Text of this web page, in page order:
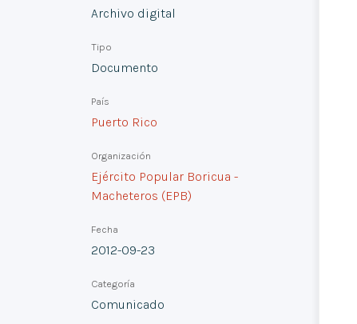
Archivo digital
Tipo
Documento
País
Puerto Rico
Organización
Ejército Popular Boricua -
Macheteros (EPB)
Fecha
2012-09-23
Categoría
Comunicado